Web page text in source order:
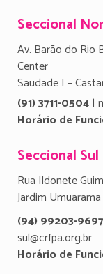
Seccional
Av. Barão do Rio
Center
Saudade I –
(91) 3711-0504|
Horário de
Seccional Sul
Rua Ildonete
Jardim
(94) 99203-
sul@crfpa.org.br
Horário de